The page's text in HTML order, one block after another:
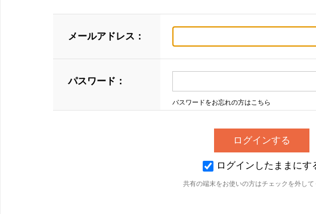
メールアドレス：
パスワード：
パスワードをお忘れの方はこちら
ログインしたままにす
共有の端末をお使いの方はチェックを外して